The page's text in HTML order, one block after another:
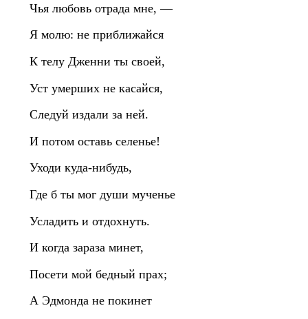
Чья любовь отрада мне, —
Я молю: не приближайся
К телу Дженни ты своей,
Уст умерших не касайся,
Следуй издали за ней.
И потом оставь селенье!
Уходи куда-нибудь,
Где б ты мог души мученье
Усладить и отдохнуть.
И когда зараза минет,
Посети мой бедный прах;
А Эдмонда не покинет